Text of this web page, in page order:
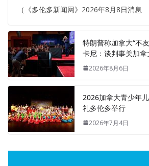
（《多伦多新闻网》2026年8月8日消息
特朗普称加拿大“不
卡尼：谈判事关加拿
2026年8月6日
2026加拿大青少年
礼多伦多举行
2026年7月4日